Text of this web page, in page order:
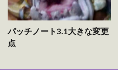
パッチノート3.1大きな変更
点